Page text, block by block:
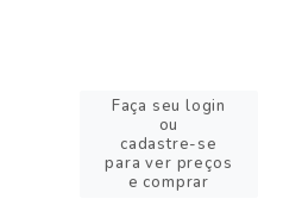
Faça seu login
ou
cadastre-se
para ver preços
e comprar